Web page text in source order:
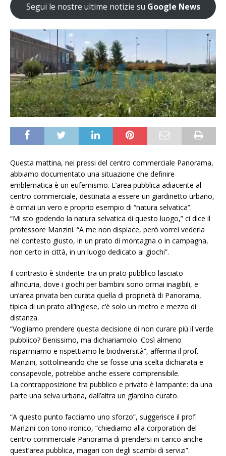
Segui le nostre ultime notizie su Google News
Questa mattina, nei pressi del centro commerciale Panorama,
abbiamo documentato una situazione che definire
emblematica è un eufemismo. L’area pubblica adiacente al
centro commerciale, destinata a essere un giardinetto urbano,
è ormai un vero e proprio esempio di “natura selvatica”.
“Mi sto godendo la natura selvatica di questo luogo,” ci dice il
professore Manzini. “A me non dispiace, però vorrei vederla
nel contesto giusto, in un prato di montagna o in campagna,
non certo in città, in un luogo dedicato ai giochi”.
Il contrasto è stridente: tra un prato pubblico lasciato
all’incuria, dove i giochi per bambini sono ormai inagibili, e
un’area privata ben curata quella di proprietà di Panorama,
tipica di un prato all’inglese, c’è solo un metro e mezzo di
distanza.
“Vogliamo prendere questa decisione di non curare più il verde
pubblico? Benissimo, ma dichiariamolo. Così almeno
risparmiamo e rispettiamo le biodiversità”, afferma il prof.
Manzini, sottolineando che se fosse una scelta dichiarata e
consapevole, potrebbe anche essere comprensibile.
La contrapposizione tra pubblico e privato è lampante: da una
parte una selva urbana, dall’altra un giardino curato.
“A questo punto facciamo uno sforzo”, suggerisce il prof.
Manzini con tono ironico, “chiediamo alla corporation del
centro commerciale Panorama di prendersi in carico anche
quest’area pubblica, magari con degli scambi di servizi”.